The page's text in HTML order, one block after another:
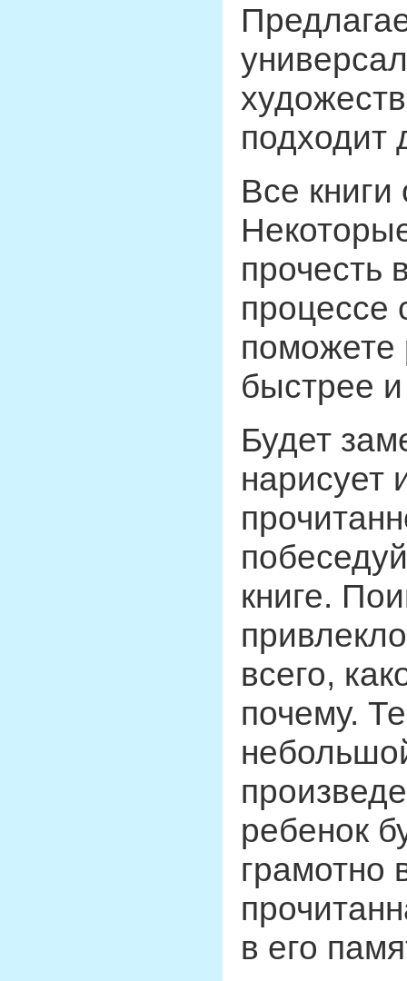
подходит
Все
прочесть
процессе
поможете
быстрее
Будет
нарисует
книге.
всего,
почему.
ребенок
грамотно
в его